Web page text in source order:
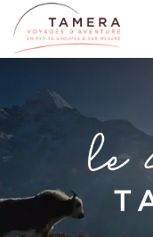
Aller
au
contenu